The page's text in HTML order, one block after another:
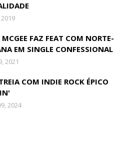
FAZ FEAT COM NORTE-
EM SINGLE CONFESSIONAL
2021
COM INDIE ROCK ÉPICO
2024